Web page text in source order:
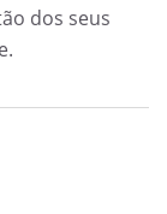
dos seus